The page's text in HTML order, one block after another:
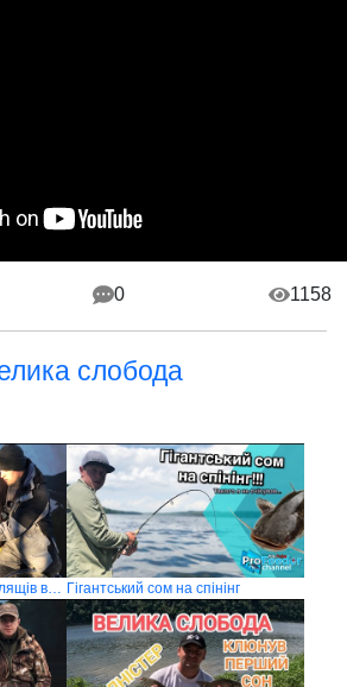
0 1158
слобода
Ловля великої плотви та лящів весною на Дністрі 2020 Гігантський сом на спінінг